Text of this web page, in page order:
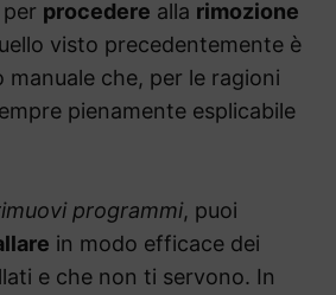
per procedere alla rimozione
visto precedentemente è
che, per le ragioni
pienamente esplicabile
programmi, puoi
in modo efficace dei
e che non ti servono. In